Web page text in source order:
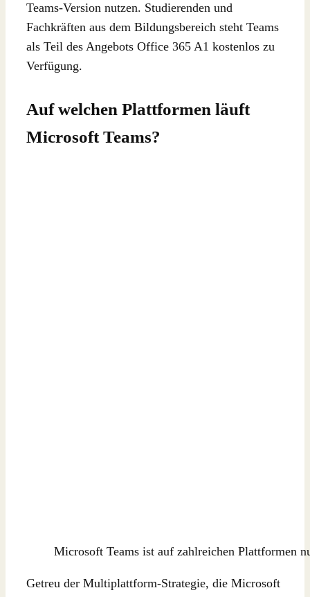
Teams-Version nutzen. Studierenden und
Fachkräften aus dem Bildungsbereich steht Teams
als Teil des Angebots Office 365 A1 kostenlos zu
Verfügung.
Auf welchen Plattformen läuft
Microsoft Teams?
Microsoft Teams ist auf zahlreichen Plattformen
Getreu der Multiplattform-Strategie, die Microsoft